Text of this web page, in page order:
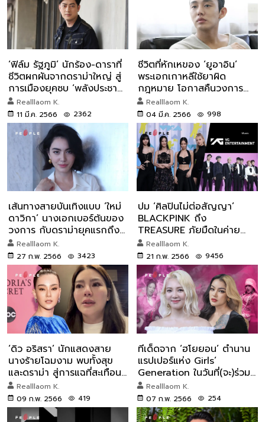
‘ฟิล์ม รัฐภูมิ’ นักร้อง-ดาราที่
ชีวิตผกผันจากดราม่าใหญ่ สู่
การเมืองยุคซบ ‘พลังประชา
รัฐ’Realllaom K.
11 มี.ค. 2566
2362
ชีวิตที่หักเหของ ‘ยูอาอิน’
พระเอกเกาหลีใช้ยาผิด
กฎหมาย โอกาสคืนวงการ
แทบเป็นศูนย์?
Realllaom K.
04 มี.ค. 2566
998
เส้นทางสายบันเทิงแบบ ‘ใหม่
ดาวิกา’ นางเอกเบอร์ต้นของ
วงการ กับดราม่ายุคแรกถึง
ปัจจุบัน
Realllaom K.
27 ก.พ. 2566
3423
ปม ‘ศิลปินไม่ต่อสัญญา’
BLACKPINK ถึง
TREASURE ภัยมืดในค่าย
YG ที่อาจทำให้เสียโอกาส
ทอง?
Realllaom K.
21 ก.พ. 2566
9456
‘ดิว อริสรา’ นักแสดงสาย
นางร้ายโฉมงาม พบทั้งสุข
และดราม่า สู่การแฉที่สะเทือน
ทั่วประเทศ
Realllaom K.
09 ก.พ. 2566
419
ทีเด็ดจาก ‘ฮโยยอน’ ตำนาน
แรปเปอร์แห่ง Girls’
Generation ในวันที่(จะ)ร่วม
งาน ‘พิมรี่พาย’
Realllaom K.
07 ก.พ. 2566
254